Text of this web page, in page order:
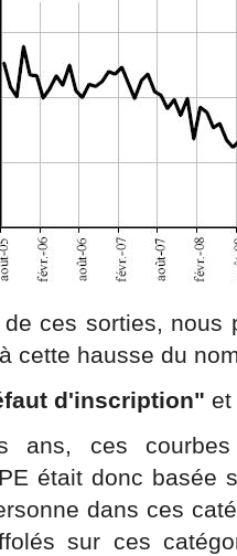
ces sorties, nous
cette hausse du
d'inscription" et
ans, ces courbes
était donc basée
dans ces
sur ces